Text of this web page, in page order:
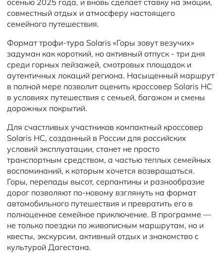
осенью 2025 года, и вновь сделает ставку на эмоции,
совместный отдых и атмосферу настоящего
семейного путешествия.
Формат трофи-тура Solaris «Горы зовут везучих»
задуман как короткий, но активный отпуск - три дня
среди горных пейзажей, смотровых площадок и
аутентичных локаций региона. Насыщенный маршрут
в полной мере позволит оценить кроссовер Solaris HC
в условиях путешествия с семьей, багажом и смены
дорожных покрытий.
Для счастливых участников компактный кроссовер
Solaris HC, созданный в России для российских
условий эксплуатации, станет не просто
транспортным средством, а частью теплых семейных
воспоминаний, к которым хочется возвращаться.
Горы, перепады высот, серпантины и разнообразие
дорог позволяют по-новому взглянуть на формат
автомобильного путешествия и превратить его в
полноценное семейное приключение. В программе —
не только поездки по живописным маршрутам, но и
квесты, экскурсии, активный отдых и знакомство с
культурой Дагестана.